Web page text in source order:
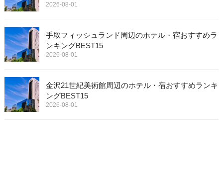
2026-08-01
手取フィッシュランド周辺のホテル・宿おすすめラ
ンキングBEST15
2026-08-01
金沢21世紀美術館周辺のホテル・宿おすすめランキ
ングBEST15
2026-08-01